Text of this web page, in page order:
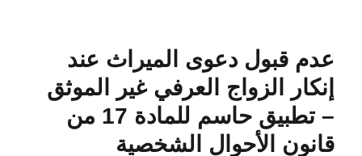
من
غير
المسلم
في
قضاء
محكمة
عدم قبول دعوى الميراث عند
إنكار الزواج العرفي غير الموثق
– تطبيق حاسم للمادة 17 من
قانون الأحوال الشخصية